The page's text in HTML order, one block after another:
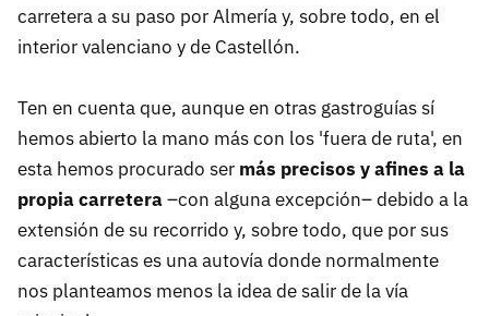
carretera a su paso por Almería y, sobre todo, en el
interior valenciano y de Castellón.
Ten en cuenta que, aunque en otras gastroguías sí
hemos abierto la mano más con los 'fuera de ruta', en
esta hemos procurado ser más precisos y afines a la
propia carretera–con alguna excepción– debido a la
extensión de su recorrido y, sobre todo, que por sus
características es una autovía donde normalmente
nos planteamos menos la idea de salir de la vía